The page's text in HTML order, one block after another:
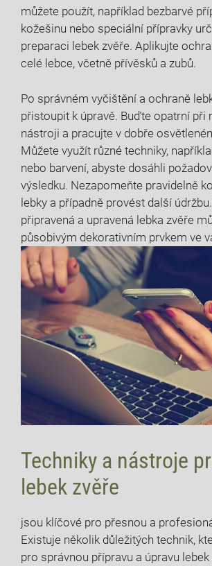
můžete použít, například bezbarvé
kožešinu nebo speciální přípravky
preparaci lebek zvěře. Aplikujte
celé lebce, včetně přívěsků a zubů.
Po správném vyčištění a ochraně
přistoupit k úpravě. Buďte opatrní při
nástroji a pracujte v dobře
Můžete využít různé techniky,
nebo barvení, abyste dosáhli
výsledku. Nezapomeňte pravidelně
lebky a případně provést další
připravená a upravená lebka zvěře
působivým dekorativním prvkem ve
Techniky a nástroje
lebek zvěře
jsou klíčové pro přesnou a
Existuje několik důležitých technik,
pro správnou přípravu a úpravu lebek